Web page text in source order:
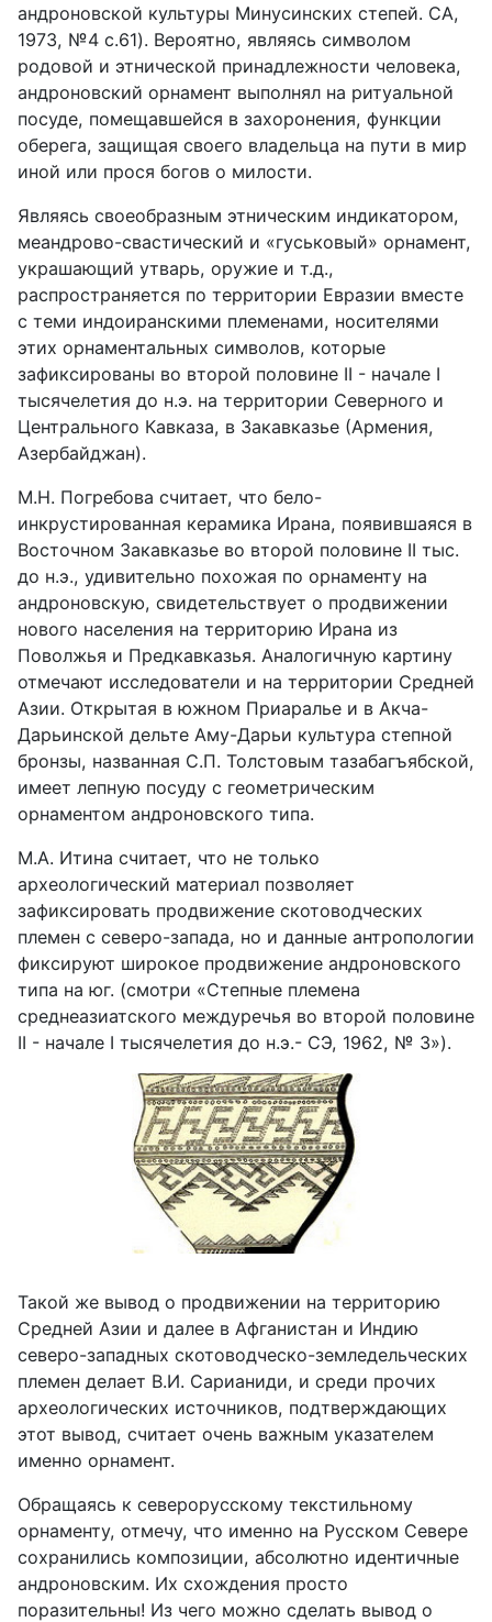
андроновской культуры Минусинских степей. СА,
1973, №4 c.61). Вероятно, являясь символом
родовой и этнической принадлежности человека,
андроновский орнамент выполнял на ритуальной
посуде, помещавшейся в захоронения, функции
оберега, защищая своего владельца на пути в мир
иной или прося богов о милости.
Являясь своеобразным этническим индикатором,
меандрово-свастический и «гуськовый» орнамент,
украшающий утварь, оружие и т.д.,
распространяется по территории Евразии вместе
с теми индоиранскими племенами, носителями
этих орнаментальных символов, которые
зафиксированы во второй половине II - начале I
тысячелетия до н.э. на территории Северного и
Центрального Кавказа, в Закавказье (Армения,
Азербайджан).
М.Н. Погребова считает, что бело-
инкрустированная керамика Ирана, появившаяся в
Восточном Закавказье во второй половине II тыс.
до н.э., удивительно похожая по орнаменту на
андроновскую, свидетельствует о продвижении
нового населения на территорию Ирана из
Поволжья и Предкавказья. Аналогичную картину
отмечают исследователи и на территории Средней
Азии. Открытая в южном Приаралье и в Акча-
Дарьинской дельте Аму-Дарьи культура степной
бронзы, названная С.П. Толстовым тазабагъябской,
имеет лепную посуду с геометрическим
орнаментом андроновского типа.
М.А. Итина считает, что не только
археологический материал позволяет
зафиксировать продвижение скотоводческих
племен с северо-запада, но и данные антропологии
фиксируют широкое продвижение андроновского
типа на юг. (смотри «Степные племена
среднеазиатского междуречья во второй половине
II - начале I тысячелетия до н.э.- СЭ, 1962, № 3»).
Такой же вывод о продвижении на территорию
Средней Азии и далее в Афганистан и Индию
северо-западных скотоводческо-земледельческих
племен делает В.И. Сарианиди, и среди прочих
археологических источников, подтверждающих
этот вывод, считает очень важным указателем
именно орнамент.
Обращаясь к северорусскому текстильному
орнаменту, отмечу, что именно на Русском Севере
сохранились композиции, абсолютно идентичные
андроновским. Их схождения просто
поразительны! Из чего можно сделать вывод о